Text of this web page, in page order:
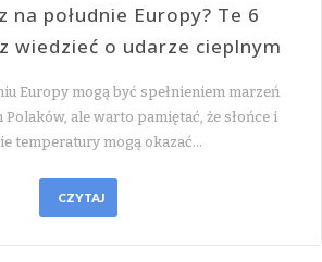
na południe Europy? Te 6
wiedzieć o udarze cieplnym
Europy mogą być spełnieniem marzeń
ale warto pamiętać, że słońce i
temperatury mogą okazać…
CZYTAJ